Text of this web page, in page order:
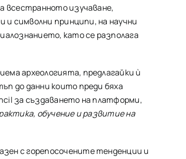
всестранното изучаване,
и символни принципи, на научни
като се разполага
археологията, предлагайки ѝ
до данни които преди бяха
за създаването на платформи,
обучение и развитие на
с горепосочените тенденции и